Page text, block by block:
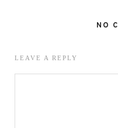
NO
LEAVE A REPLY